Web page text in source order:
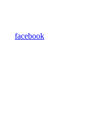
facebook